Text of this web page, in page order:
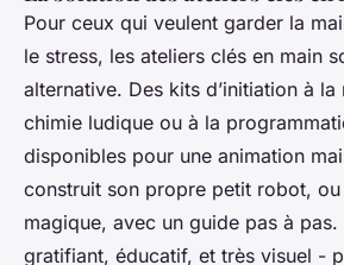
Pour ceux qui veulent garder la
le stress, les ateliers clés en main
alternative. Des kits d’initiation à
chimie ludique ou à la
disponibles pour une animation
construit son propre petit robot,
magique, avec un guide pas à pas.
gratifiant, éducatif, et très visuel -